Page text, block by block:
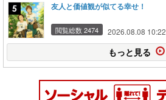
友人と価値観が似てる幸せ！
閲覧総数 2474 2026.08.08 10:22
もっと見る